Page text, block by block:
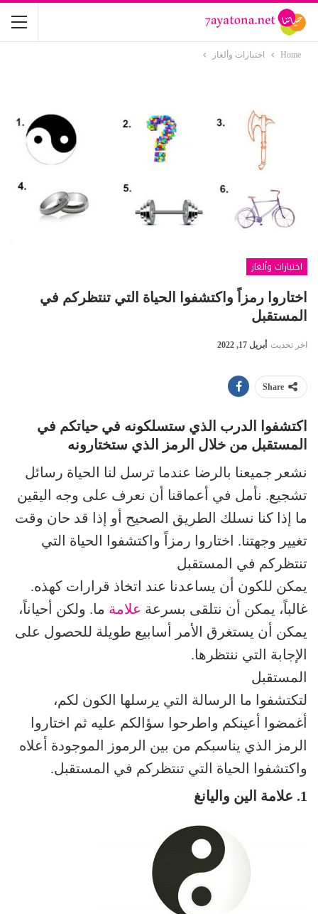
Home اختبارات وألغاز
اختبارات وألغاز
اختاروا رمزاً واكتشفوا الحياة التي تنتظركم في
المستقبل
اخر تحديث أبريل 17, 2022
Share
اكتشفوا الدرب الذي ستسلكونه في حياتكم في
المستقبل من خلال الرمز الذي ستختارونه
نشعر جميعنا بالرضا عندما ترسل لنا الحياة رسائل
تشجيع. نأمل في أعماقنا أن نعرف على وجه اليقين
ما إذا كنا نسلك الطريق الصحيح أو إذا قد حان وقت
تغيير وجهتنا. اختاروا رمزاً واكتشفوا الحياة التي
تنتظركم في المستقبل
يمكن للكون أن يساعدنا عند اتخاذ قرارات كهذه.
غالباً، يمكن أن نتلقى بسرعة علامة ما. ولكن أحياناً،
يمكن أن يستغرق الأمر أسابيع طويلة للحصول على
الإجابة التي ننتظرها.
المستقبل
لتكتشفوا ما الرسالة التي يرسلها الكون لكم،
أغمضوا أعينكم واطرحوا سؤالكم عليه ثم اختاروا
الرمز الذي يناسبكم من بين الرموز الموجودة أعلاه
واكتشفوا الحياة التي تنتظركم في المستقبل.
1. علامة الين واليانغ